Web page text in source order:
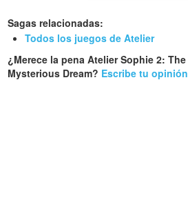
Sagas relacionadas:
Todos los juegos de Atelier
¿Merece la pena Atelier Sophie 2:
Mysterious Dream? Escribe tu opinión